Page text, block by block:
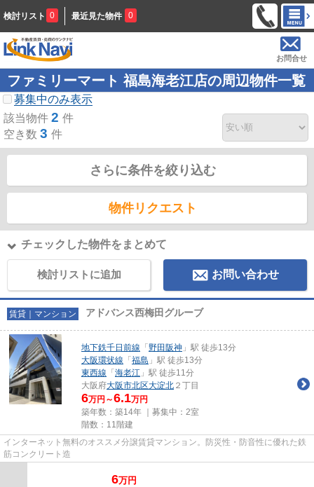
検討リスト 0 最近見た物件 0
お問合せ
ファミリーマート 福島海老江店の周辺物件一覧
募集中のみ表示
該当物件 2 件
空き数 3 件
さらに条件を絞り込む
物件リクエスト
チェックした物件をまとめて
検討リストに追加 お問い合わせ
賃貸｜マンション アドバンス西梅田グルーブ
地下鉄千日前線 「 野田阪神 」駅 徒歩13分
大阪環状線 「 福島 」駅 徒歩13分
東西線 「 海老江 」駅 徒歩11分
大阪府大阪市北区大淀北 ２丁目
6万円～6.1万円
築年数：築14年 ｜募集中： 2室
階数：11階建
インターネット無料のオススメ分譲賃貸マンション。防災性・防音性に優れた鉄
筋コンクリート造
6万円